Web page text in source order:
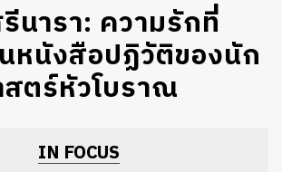
นารา: ความรักที่
หนังสือปฏิวัติของนัก
ตร์หัวโบราณ
IN FOCUS